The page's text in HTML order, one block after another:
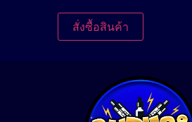
สั่งซื้อสินค้า